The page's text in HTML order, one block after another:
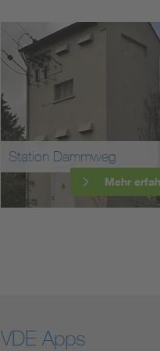
Station Hopfau Reinau
Mehr
VDE Apps